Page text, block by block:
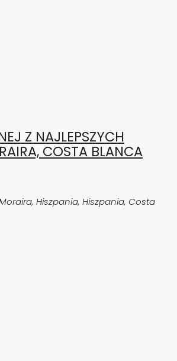
Z NAJLEPSZYCH
COSTA BLANCA
Hiszpania, Hiszpania, Costa